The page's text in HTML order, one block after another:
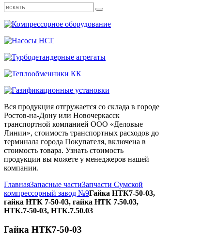
Вся продукция отгружается со склада в городе
Ростов-на-Дону или Новочеркасск
транспортной компанией ООО «Деловые
Линии», стоимость транспортных расходов до
терминала города Покупателя, включена в
стоимость товара. Узнать стоимость
продукции вы можете у менеджеров нашей
компании.
ГлавнаяЗапасные частиЗапчасти Сумской
компрессорный завод №9Гайка НТК7-50-03,
гайка НТК 7-50-03, гайка НТК 7.50.03,
НТК.7-50-03, НТК.7.50.03
Гайка НТК7-50-03